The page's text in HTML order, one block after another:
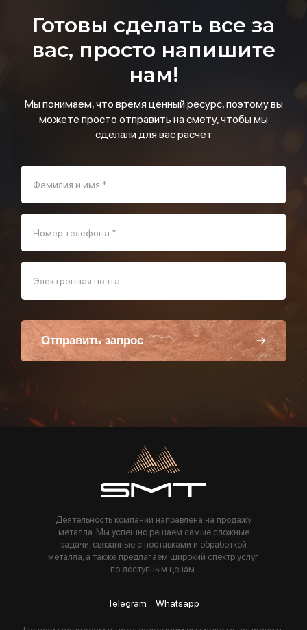
Готовы сделать все за
вас, просто напишите
нам!
Мы понимаем, что время ценный ресурс, поэтому вы
можете просто отправить на смету, чтобы мы
сделали для вас расчет
Фамилия и имя *
Номер телефона *
Электронная почта
Отправить запрос
Пользуясь данной формой вы соглашаетесь с политикой компании
Деятельность компании направлена на продажу
металла. Мы успешно решаем самые сложные
задачи, связанные с поставками и обработкой
металла, а также предлагаем широкий спектр услуг
по доступным ценам.
Telegram Whatsapp